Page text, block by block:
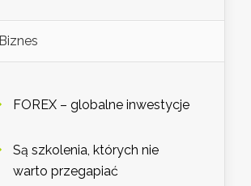
Biznes
FOREX – globalne inwestycje
Są szkolenia, których nie
warto przegapiać